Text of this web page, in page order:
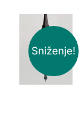
Sniženje!